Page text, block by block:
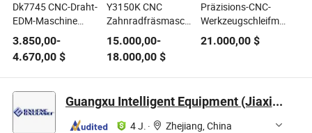
Dk7745 CNC-Draht-
EDM-Maschine
Hochpräzises
Schneiden für
Formen Metalle
450mm
Maximaldicke,
CNC-Steuerung,
Industriequalität
3.850,00-
4.670,00 $
Y3150K CNC
Zahnradfräsmaschine
Zahnradschneidmaschine
15.000,00-
18.000,00$
Präzisions-CNC-
Werkzeugschleifmaschine
für hochwertige
Schneidarbeiten
21.000,00$
Guangxu Intelligent Equipment (Jiaxing) Co., Ltd.
4 J. ·
Zhejiang, China